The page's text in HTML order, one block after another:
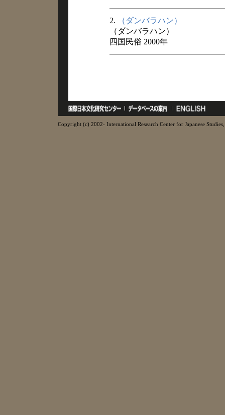
2.
（ダンバラハン）
（ダンバラハン）
四国民俗 2000年
Copyright (c) 2002- International Research Center for Japanese